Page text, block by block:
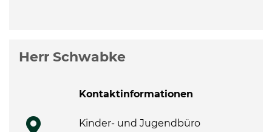
Herr Schwabke
Kontaktinformationen
Kinder- und Jugendbüro